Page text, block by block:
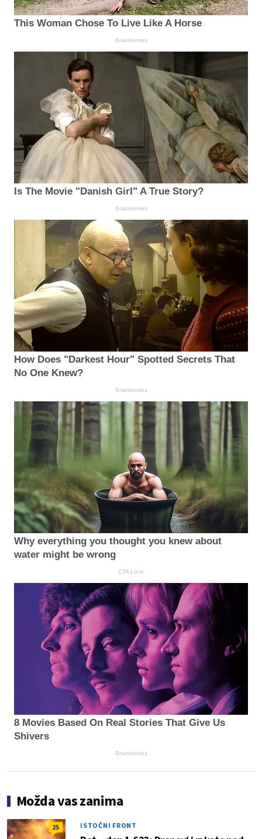
This Woman Chose To Live Like A Horse
Brainberries
Is The Movie "Danish Girl" A True Story?
Brainberries
How Does "Darkest Hour" Spotted Secrets That
No One Knew?
Brainberries
Why everything you thought you knew about
water might be wrong
CTA Love
8 Movies Based On Real Stories That Give Us
Shivers
Brainberries
Možda vas zanima
25 ISTOČNI FRONT